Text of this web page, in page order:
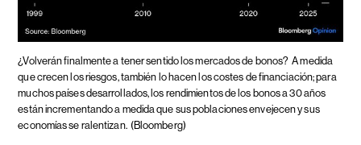
¿Volverán finalmente a tener sentido los mercados de bonos? A medida
que crecen los riesgos, también lo hacen los costes de financiación; para
muchos países desarrollados, los rendimientos de los bonos a 30 años
están incrementando a medida que sus poblaciones envejecen y sus
economías se ralentizan. (Bloomberg)